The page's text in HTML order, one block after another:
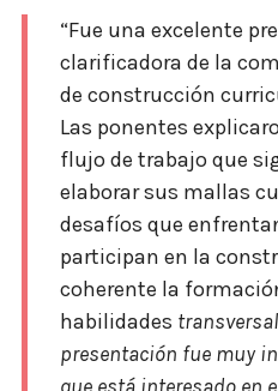
“Fue una excelente
clarificadora de la
de construcción
Las ponentes
flujo de trabajo que
elaborar sus mallas
desafíos que
participan en la
coherente la
habilidades
presentación fue muy